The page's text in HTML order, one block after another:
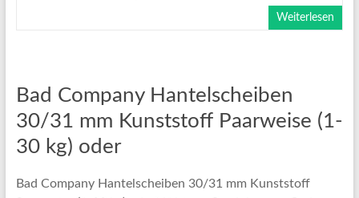
Weiterlesen
Bad Company Hantelscheiben
30/31 mm Kunststoff Paarweise (1-
30 kg) oder
Bad Company Hantelscheiben 30/31 mm Kunststoff